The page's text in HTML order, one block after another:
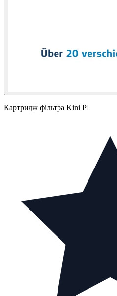
Картридж фільтра Kini PI